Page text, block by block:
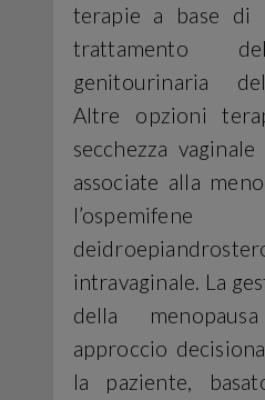
terapie a base di
trattamento
genitourinaria
Altre opzioni
secchezza
associate alla
intravaginale. La
della
approccio
la paziente,